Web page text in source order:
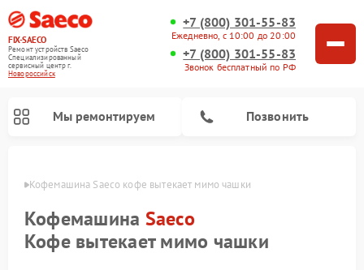
FIX-SAECO
Ремонт устройств Saeco
Специализированный
cервисный центр г.
Новороссийск
+7 (800) 301-55-83
Ежедневно, с 10:00 до 20:00
+7 (800) 301-55-83
Звонок бесплатный по РФ
Мы ремонтируем Позвонить
Кофемашина Saeco кофе вытекает мимо чашки
Кофемашина Saeco
Кофе вытекает мимо чашки